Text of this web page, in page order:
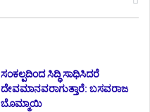
ಸಂಕಲ್ಪದಿಂದ ಸಿದ್ಧಿ ಸಾಧಿಸಿದರೆ
ದೇವಮಾನವರಾಗುತ್ತಾರೆ: ಬಸವರಾಜ
ಬೊಮ್ಮಾಯಿ